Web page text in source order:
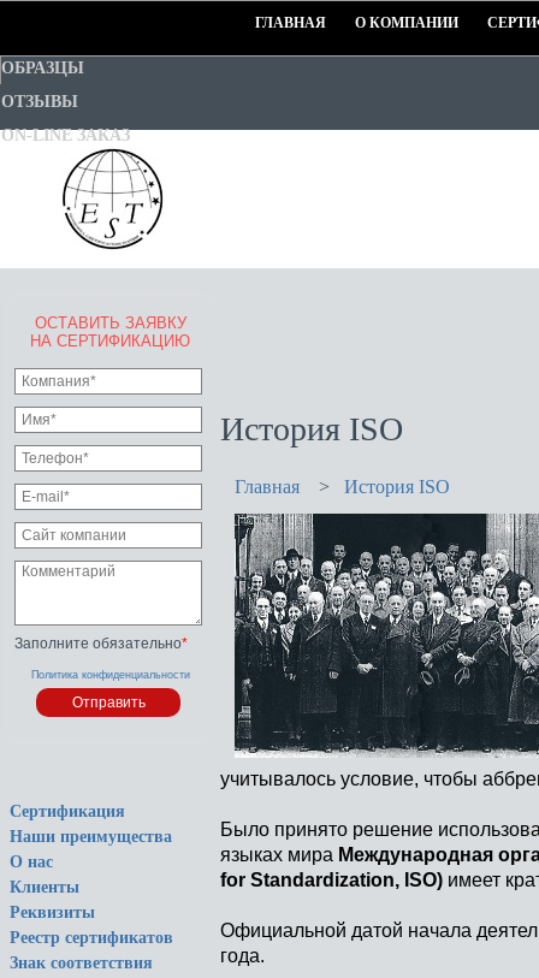
ГЛАВНАЯ О КОМПАНИИ
ОБРАЗЦЫ
ОТЗЫВЫ
ON-LINE ЗАКАЗ
ОСТАВИТЬ ЗАЯВКУ
НА СЕРТИФИКАЦИЮ
Заполните обязательно*
Политика конфиденциальности
Сертификация
Наши преимущества
О нас
Клиенты
Реквизиты
Реестр сертификатов
Знак соответствия
История ISO
Главная > История ISO
учитывалось условие, чтобы
Было принято решение
языках мира Международная
for Standardization, ISO) имеет
Официальной датой начала
года.